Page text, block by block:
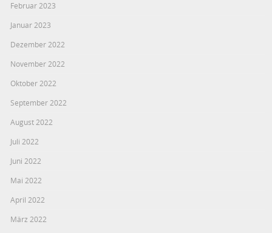
Februar 2023
Januar 2023
Dezember 2022
November 2022
Oktober 2022
September 2022
August 2022
Juli 2022
Juni 2022
Mai 2022
April 2022
März 2022